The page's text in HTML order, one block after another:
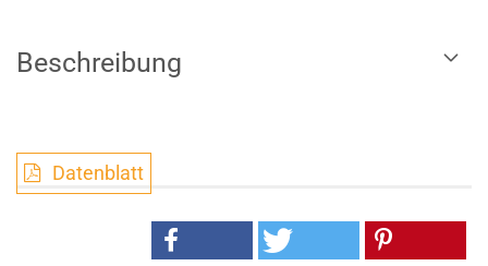
Beschreibung
Datenblatt